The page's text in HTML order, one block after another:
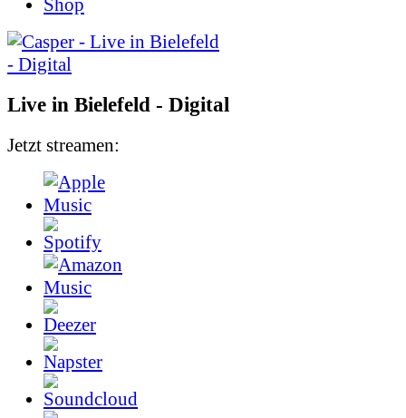
Live in Bielefeld - Digital
Jetzt streamen: